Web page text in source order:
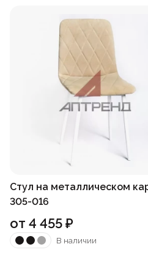
Стул на металлическом
305-016
от 4 455₽
В наличии